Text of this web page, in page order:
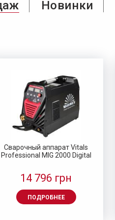
Новинки
Сварочный аппарат Vitals
Professional MIG 2000 Digital
14 796 грн
ПОДРОБНЕЕ
Сверло по металлу HSS 4341
1.5 (10 шт.) Vitals Master
72 грн
аккумуляторная Vitals
ASL 1220c
344 грн 429 грн